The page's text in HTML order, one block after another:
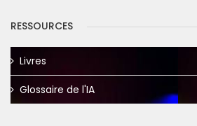
RESSOURCES
Livres
Glossaire de l'IA